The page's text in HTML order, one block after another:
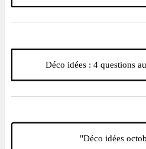
Déco idées : 4 questions
"Déco idées